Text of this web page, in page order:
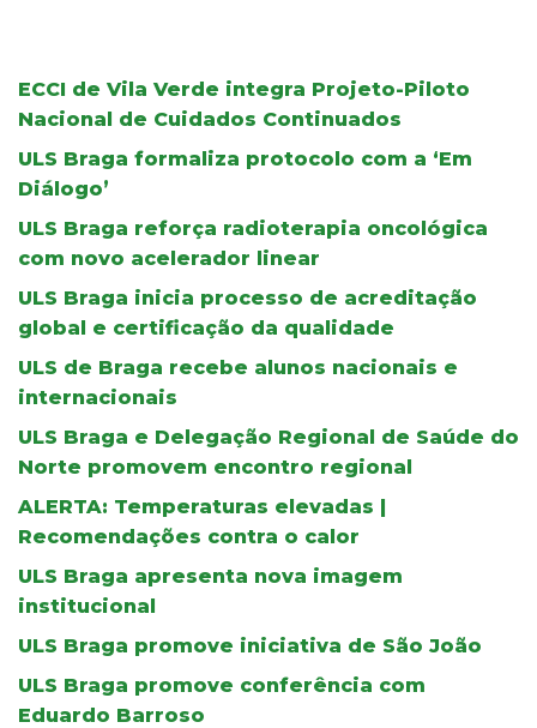
ECCI de Vila Verde integra Projeto-Piloto
Nacional de Cuidados Continuados
ULS Braga formaliza protocolo com a ‘Em
Diálogo’
ULS Braga reforça radioterapia oncológica
com novo acelerador linear
ULS Braga inicia processo de acreditação
global e certificação da qualidade
ULS de Braga recebe alunos nacionais e
internacionais
ULS Braga e Delegação Regional de Saúde do
Norte promovem encontro regional
ALERTA: Temperaturas elevadas |
Recomendações contra o calor
ULS Braga apresenta nova imagem
institucional
ULS Braga promove iniciativa de São João
ULS Braga promove conferência com
Eduardo Barroso